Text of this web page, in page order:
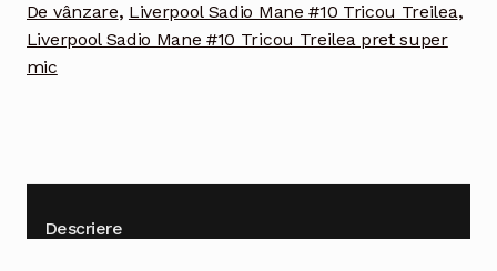
2022
maneca
scurta
De vânzare, Liverpool Sadio Mane #10 Tricou Treilea,
Liverpool Sadio Mane #10 Tricou Treilea pret super
mic
Descriere